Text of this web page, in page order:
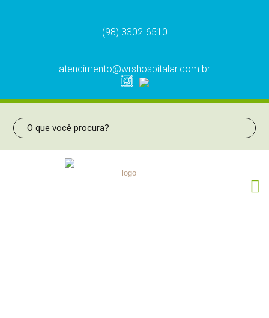
(98) 3302-6510
atendimento@wrshospitalar.com.br